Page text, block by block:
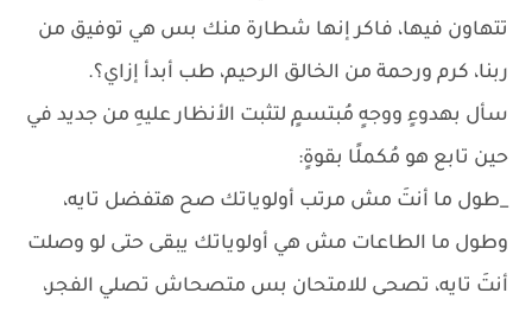
تتهاون فيها، فاكر إنها شطارة منك بس هي توفيق من
ربنا، كرم ورحمة من الخالق الرحيم، طب أبدأ إزاي؟.
سأل بهدوءٍ ووجهٍ مُبتسمٍ لتثبت الأنظار عليهِ من جديد في
حين تابع هو مُكملًا بقوةٍ:
_طول ما أنتَ مش مرتب أولوياتك صح هتفضل تايه،
وطول ما الطاعات مش هي أولوياتك يبقى حتى لو وصلت
أنتَ تايه، تصحى للامتحان بس متصحاش تصلي الفجر،